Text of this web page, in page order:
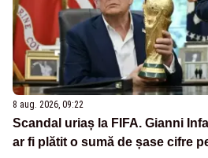
8 aug. 2026, 09:22
Scandal uriaș la FIFA. Gianni
ar fi plătit o sumă de șase cifre